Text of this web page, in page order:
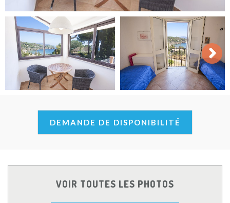
Next
DEMANDE DE DISPONIBILITÉ
VOIR TOUTES LES PHOTOS